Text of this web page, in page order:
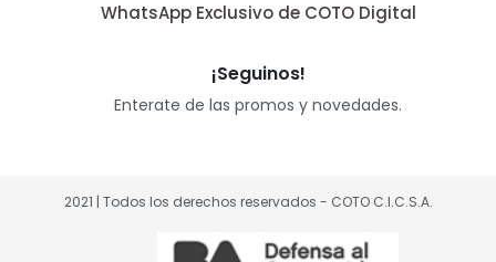
WhatsApp Exclusivo de COTO Digital
¡Seguinos!
Enterate de las promos y novedades.
2021 | Todos los derechos reservados - COTO C.I.C.S.A.